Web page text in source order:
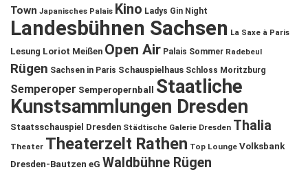
Town Japanisches Palais Kino Ladys Gin Night
Landesbühnen Sachsen La Saxe à Paris
Lesung Loriot Meißen Open Air Palais Sommer Radebeul
Rügen Sachsen in Paris Schauspielhaus Schloss Moritzburg
Semperoper Semperopernball
Staatliche
Kunstsammlungen Dresden
Staatsschauspiel Dresden Städtische Galerie Dresden Thalia
Theater Theaterzelt Rathen Top Lounge Volksbank
Dresden-Bautzen eG Waldbühne Rügen